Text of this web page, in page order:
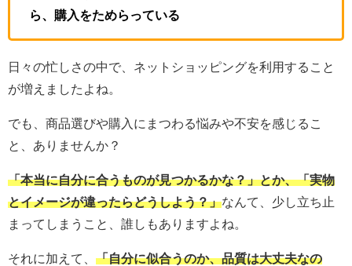
ら、購入をためらっている
日々の忙しさの中で、ネットショッピングを利用すること
が増えましたよね。
でも、商品選びや購入にまつわる悩みや不安を感じるこ
と、ありませんか？
「本当に自分に合うものが見つかるかな？」とか、「実物
とイメージが違ったらどうしよう？」なんて、少し立ち止
まってしまうこと、誰しもありますよね。
それに加えて、 「自分に似合うのか、品質は大丈夫なの